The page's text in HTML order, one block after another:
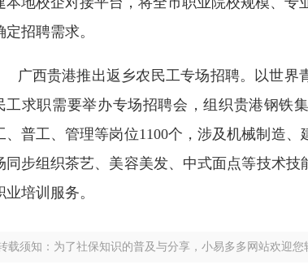
定招聘需求。
广西贵港推出返乡农民工专场招聘。以世界
工求职需要举办专场招聘会，组织贵港钢铁
、普工、管理等岗位1100个，涉及机械制造
同步组织茶艺、美容美发、中式面点等技术
业培训服务。
载须知：为了社保知识的普及与分享，小易多多网站欢迎